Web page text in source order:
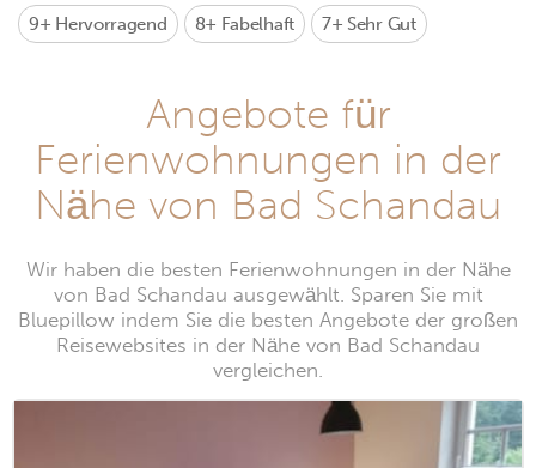
9+ Hervorragend 8+ Fabelhaft 7+ Sehr Gut
Angebote für
Ferienwohnungen in der
Nähe von Bad Schandau
Wir haben die besten Ferienwohnungen in der Nähe
von Bad Schandau ausgewählt. Sparen Sie mit
Bluepillow indem Sie die besten Angebote der großen
Reisewebsites in der Nähe von Bad Schandau
vergleichen.